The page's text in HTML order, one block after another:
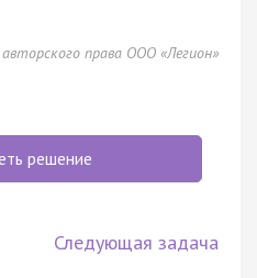
права ООО «Легион»
решение
Следующая задача